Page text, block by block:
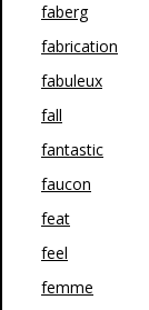
faberg
fabrication
fabuleux
fall
fantastic
faucon
feat
feel
femme